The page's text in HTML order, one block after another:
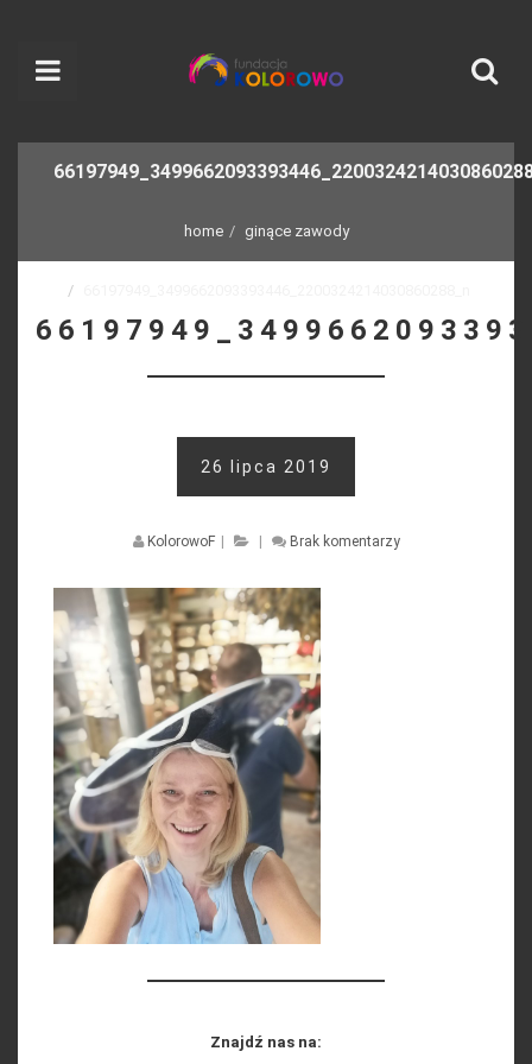
home ginące zawody
26 lipca 2019
KolorowoF Brak komentarzy
Znajdź nas na: